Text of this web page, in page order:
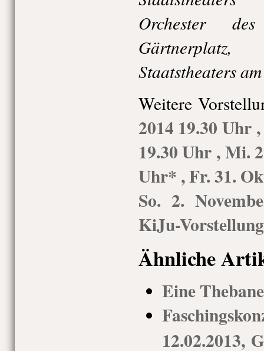
Orchester
Staatstheaters
Weitere
2014 19.30 Uhr
19.30 Uhr ,Mi.
Uhr* ,Fr.31.
So. 2.
KiJu-Vorstellung
Ähnliche
Eine
12.02.2013,